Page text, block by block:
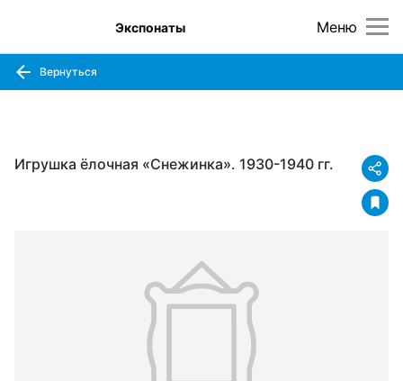
Меню
Экспонаты
Вернуться
Игрушка ёлочная «Снежинка». 1930-1940 гг.